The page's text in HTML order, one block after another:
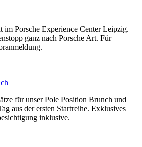
im Porsche Experience Center Leipzig.
ganz nach Porsche Art. Für
für unser Pole Position Brunch und
aus der ersten Startreihe. Exklusives
inklusive.